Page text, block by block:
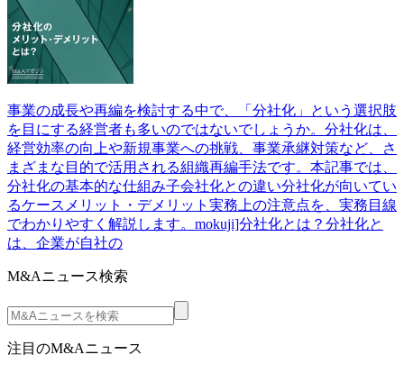
事業の成長や再編を検討する中で、「分社化」という選択肢
を目にする経営者も多いのではないでしょうか。分社化は、
経営効率の向上や新規事業への挑戦、事業承継対策など、さ
まざまな目的で活用される組織再編手法です。本記事では、
分社化の基本的な仕組み子会社化との違い分社化が向いてい
るケースメリット・デメリット実務上の注意点を、実務目線
でわかりやすく解説します。mokuji]分社化とは？分社化と
は、企業が自社の
M&Aニュース検索
注目のM&Aニュース